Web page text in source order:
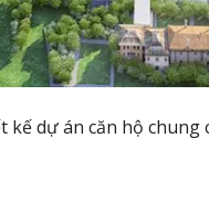
dự án căn hộ chung